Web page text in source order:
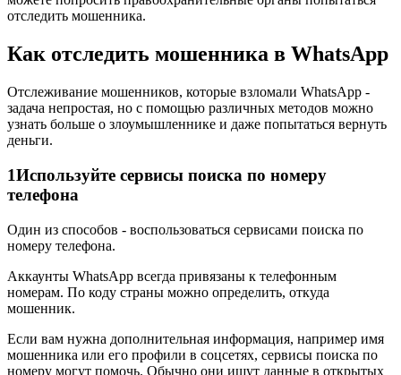
отследить мошенника.
Как отследить мошенника в WhatsApp
Отслеживание мошенников, которые взломали WhatsApp -
задача непростая, но с помощью различных методов можно
узнать больше о злоумышленнике и даже попытаться вернуть
деньги.
1Используйте сервисы поиска по номеру
телефона
Один из способов - воспользоваться сервисами поиска по
номеру телефона.
Аккаунты WhatsApp всегда привязаны к телефонным
номерам. По коду страны можно определить, откуда
мошенник.
Если вам нужна дополнительная информация, например имя
мошенника или его профили в соцсетях, сервисы поиска по
номеру могут помочь. Обычно они ищут данные в открытых